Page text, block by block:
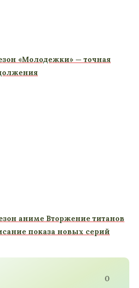
«Молодежки» — точная
аниме Вторжение титанов
показа новых серий
0